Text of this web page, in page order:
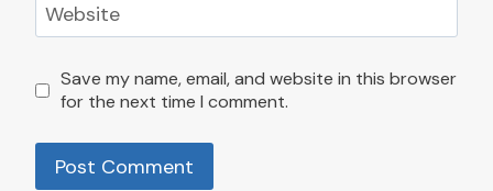
Website
Save my name, email, and website in this browser
for the next time I comment.